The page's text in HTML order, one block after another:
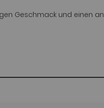
Geschmack und einen